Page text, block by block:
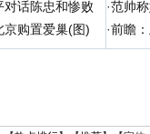
话陈忠和惨败
京购置爱巢(图)
·范帅
·前瞻